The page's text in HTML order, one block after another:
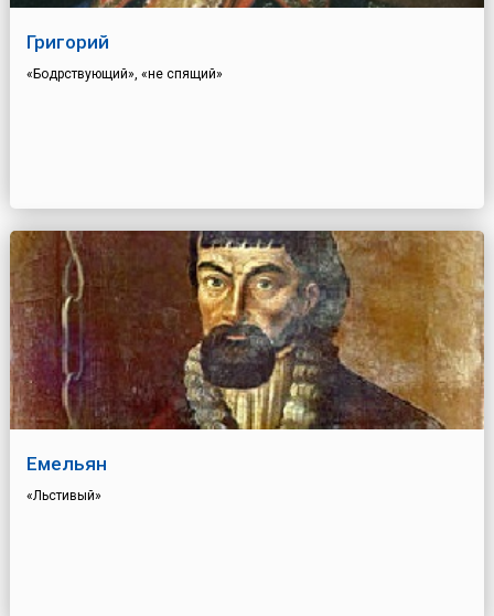
Григорий
«Бодрствующий», «не спящий»
Емельян
«Льстивый»